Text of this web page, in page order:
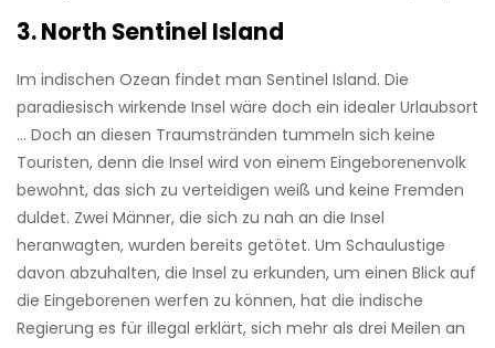
3. North Sentinel Island
Im indischen Ozean findet man Sentinel Island. Die
paradiesisch wirkende Insel wäre doch ein idealer Urlaubsort
… Doch an diesen Traumstränden tummeln sich keine
Touristen, denn die Insel wird von einem Eingeborenenvolk
bewohnt, das sich zu verteidigen weiß und keine Fremden
duldet. Zwei Männer, die sich zu nah an die Insel
heranwagten, wurden bereits getötet. Um Schaulustige
davon abzuhalten, die Insel zu erkunden, um einen Blick auf
die Eingeborenen werfen zu können, hat die indische
Regierung es für illegal erklärt, sich mehr als drei Meilen an